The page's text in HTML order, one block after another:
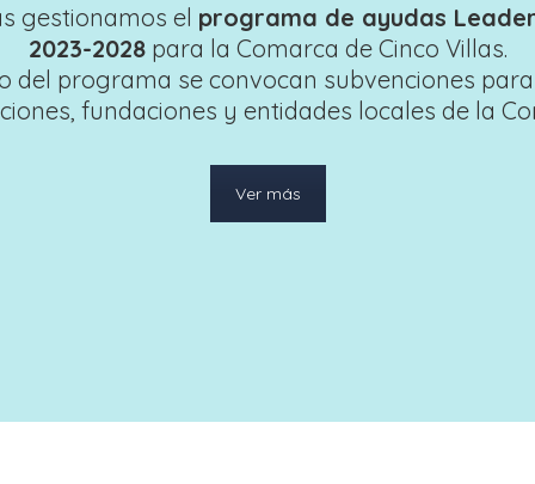
gestionamos el programa de ayudas
2023-2028para la Comarca de Cinco Villas.
del programa se convocan subvenciones
fundaciones y entidades locales de la
Ver más